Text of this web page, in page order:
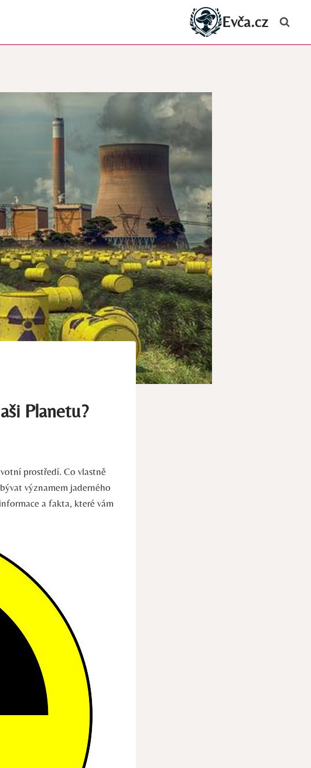
Evča.cz
Planetu?
prostředí. Co vlastně
významem jaderného
a fakta, které vám